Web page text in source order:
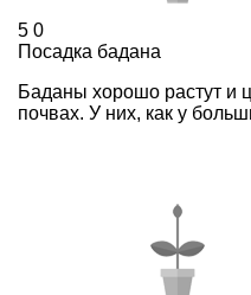
5 0
Посадка бадана
Баданы хорошо растут и
почвах. У них, как у